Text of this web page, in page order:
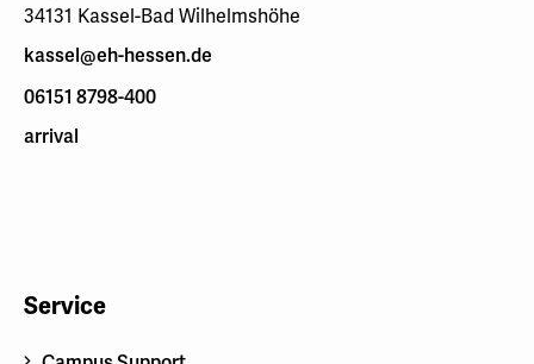
34131 Kassel-Bad Wilhelmshöhe
kassel@eh-hessen.de
06151 8798-400
arrival
Service